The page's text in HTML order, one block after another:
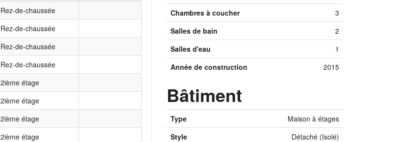
Rez-de-chaussée
Rez-de-chaussée
Rez-de-chaussée
Rez-de-chaussée
2ième étage
2ième étage
2ième étage
2ième étage
Chambres à coucher
3
Salles de bain
2
Salles d'eau
1
Année de construction
2015
Bâtiment
Type
Maison à étages
Style
Détaché (Isolé)